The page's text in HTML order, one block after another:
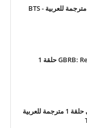
الحلقة 1 من بتس في الغابة مترجمة للعربية - BTS
برنامج GBRB: Reap What You Sow حلقة 1
برنامج نادي الأصدقاء السري حلقة 1 مترجمة للعربية